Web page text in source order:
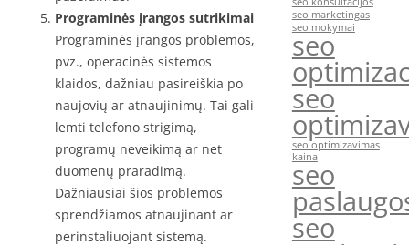
Programinės įrangos sutrikimai
Programinės įrangos problemos,
pvz., operacinės sistemos
klaidos, dažniau pasireiškia po
naujovių ar atnaujinimų. Tai gali
lemti telefono strigimą,
programų neveikimą ar net
duomenų praradimą.
Dažniausiai šios problemos
sprendžiamos atnaujinant ar
perinstaliuojant sistemą.
seo marketingas
seo mokymai
seo
seo
seo optimizavimas
kaina
seo
seo